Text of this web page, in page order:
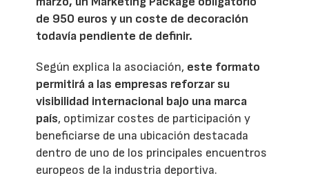
de 950 euros y un coste de decoración
todavía pendiente de definir.
Según explica la asociación, este formato
permitirá a las empresas reforzar su
visibilidad internacional bajo una marca
país, optimizar costes de participación y
beneficiarse de una ubicación destacada
dentro de uno de los principales encuentros
europeos de la industria deportiva.